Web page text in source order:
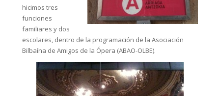
hicimos tres
funciones
familiares y dos
escolares, dentro de la programación de la Asociación
Bilbaína de Amigos de la Ópera (ABAO-OLBE).